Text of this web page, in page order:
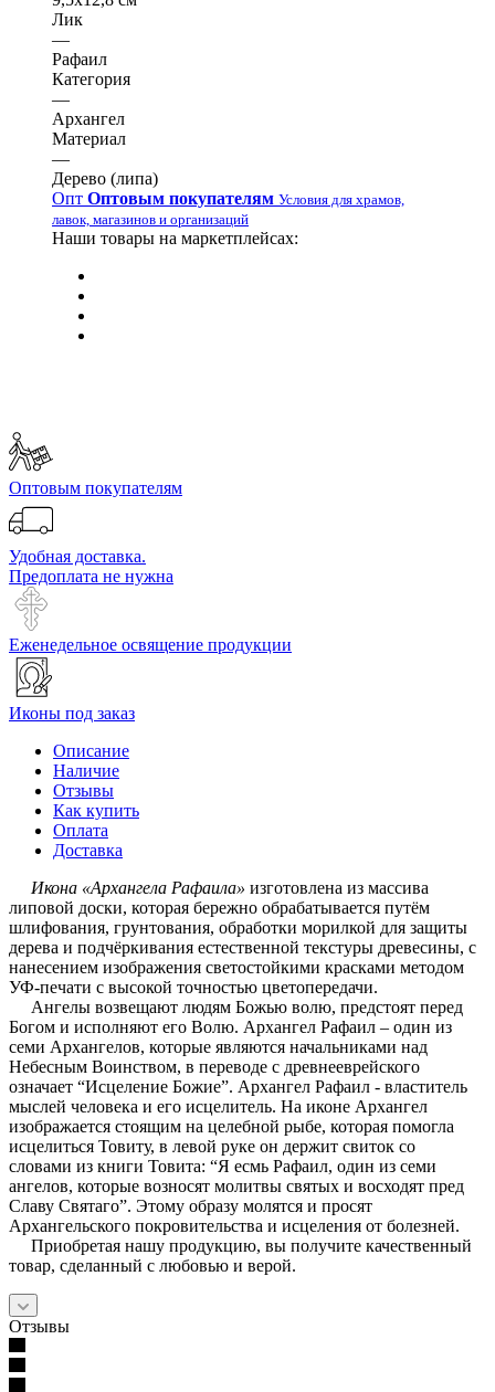
Лик
—
Рафаил
Категория
—
Архангел
Материал
—
Дерево (липа)
Опт Оптовым покупателям Условия для храмов,
лавок, магазинов и организаций
Наши товары на маркетплейсах:
Оптовым покупателям
Удобная доставка.
Предоплата не нужна
Еженедельное освящение продукции
Иконы под заказ
Описание
Наличие
Отзывы
Как купить
Оплата
Доставка
Икона «Архангела Рафаила» изготовлена из массива
липовой доски, которая бережно обрабатывается путём
шлифования, грунтования, обработки морилкой для защиты
дерева и подчёркивания естественной текстуры древесины, с
нанесением изображения светостойкими красками методом
УФ-печати с высокой точностью цветопередачи.
Ангелы возвещают людям Божью волю, предстоят перед
Богом и исполняют его Волю. Архангел Рафаил – один из
семи Архангелов, которые являются начальниками над
Небесным Воинством, в переводе с древнееврейского
означает “Исцеление Божие”. Архангел Рафаил - властитель
мыслей человека и его исцелитель. На иконе Архангел
изображается стоящим на целебной рыбе, которая помогла
исцелиться Товиту, в левой руке он держит свиток со
словами из книги Товита: “Я есмь Рафаил, один из семи
ангелов, которые возносят молитвы святых и восходят пред
Славу Святаго”. Этому образу молятся и просят
Архангельского покровительства и исцеления от болезней.
Приобретая нашу продукцию, вы получите качественный
товар, сделанный с любовью и верой.
Отзывы